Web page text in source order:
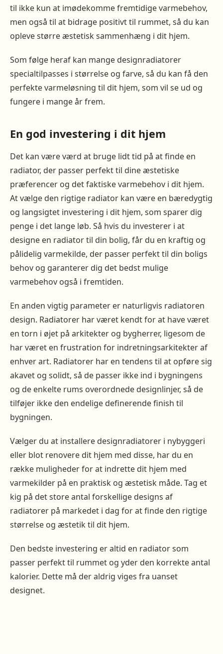
til ikke kun at imødekomme fremtidige varmebehov,
men også til at bidrage positivt til rummet, så du kan
opleve større æstetisk sammenhæng i dit hjem.
Som følge heraf kan mange designradiatorer
specialtilpasses i størrelse og farve, så du kan få den
perfekte varmeløsning til dit hjem, som vil se ud og
fungere i mange år frem.
En god investering i dit hjem
Det kan være værd at bruge lidt tid på at finde en
radiator, der passer perfekt til dine æstetiske
præferencer og det faktiske varmebehov i dit hjem.
At vælge den rigtige radiator kan være en bæredygtig
og langsigtet investering i dit hjem, som sparer dig
penge i det lange løb. Så hvis du investerer i at
designe en radiator til din bolig, får du en kraftig og
pålidelig varmekilde, der passer perfekt til din boligs
behov og garanterer dig det bedst mulige
varmebehov også i fremtiden.
En anden vigtig parameter er naturligvis radiatoren
design. Radiatorer har været kendt for at have været
en torn i øjet på arkitekter og bygherrer, ligesom de
har været en frustration for indretningsarkitekter af
enhver art. Radiatorer har en tendens til at opføre sig
akavet og solidt, så de passer ikke ind i bygningens
og de enkelte rums overordnede designlinjer, så de
tilføjer ikke den endelige definerende finish til
bygningen.
Vælger du at installere designradiatorer i nybyggeri
eller blot renovere dit hjem med disse, har du en
række muligheder for at indrette dit hjem med
varmekilder på en praktisk og æstetisk måde. Tag et
kig på det store antal forskellige designs af
radiatorer på markedet i dag for at finde den rigtige
størrelse og æstetik til dit hjem.
Den bedste investering er altid en radiator som
passer perfekt til rummet og yder den korrekte antal
kalorier. Dette må der aldrig viges fra uanset
designet.